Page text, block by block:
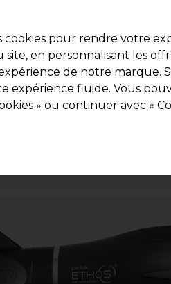
plans Coiffure Electro et
et délais
cookies pour rendre votre
en personnalisant les
de notre marque.
expérience fluide. Vous
» ou continuer avec «